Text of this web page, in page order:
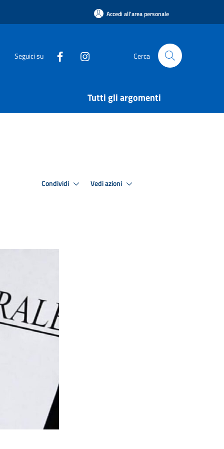
Accedi all'area personale
Seguici su Cerca
Tutti gli argomenti
Condividi Vedi azioni